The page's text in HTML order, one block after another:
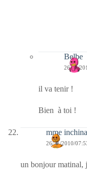
Belbe
26/11/
il va tenir !
Bien à toi !
mme inchina
26/11/2010/
un bonjour matinal,